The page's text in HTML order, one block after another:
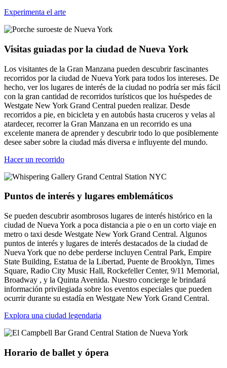
Experimenta el arte
Visitas guiadas por la ciudad de Nueva York
Los visitantes de la Gran Manzana pueden descubrir fascinantes
recorridos por la ciudad de Nueva York para todos los intereses. De
hecho, ver los lugares de interés de la ciudad no podría ser más fácil
con la gran cantidad de recorridos turísticos que los huéspedes de
Westgate New York Grand Central pueden realizar. Desde
recorridos a pie, en bicicleta y en autobús hasta cruceros y velas al
atardecer, recorrer la Gran Manzana en un recorrido es una
excelente manera de aprender y descubrir todo lo que posiblemente
desee saber sobre la ciudad más diversa e influyente del mundo.
Hacer un recorrido
Puntos de interés y lugares emblemáticos
Se pueden descubrir asombrosos lugares de interés histórico en la
ciudad de Nueva York a poca distancia a pie o en un corto viaje en
metro o taxi desde Westgate New York Grand Central. Algunos
puntos de interés y lugares de interés destacados de la ciudad de
Nueva York que no debe perderse incluyen Central Park, Empire
State Building, Estatua de la Libertad, Puente de Brooklyn, Times
Square, Radio City Music Hall, Rockefeller Center, 9/11 Memorial,
Broadway , y la Quinta Avenida. Nuestro concierge le brindará
información privilegiada sobre los eventos especiales que pueden
ocurrir durante su estadía en Westgate New York Grand Central.
Explora una ciudad legendaria
Horario de ballet y ópera